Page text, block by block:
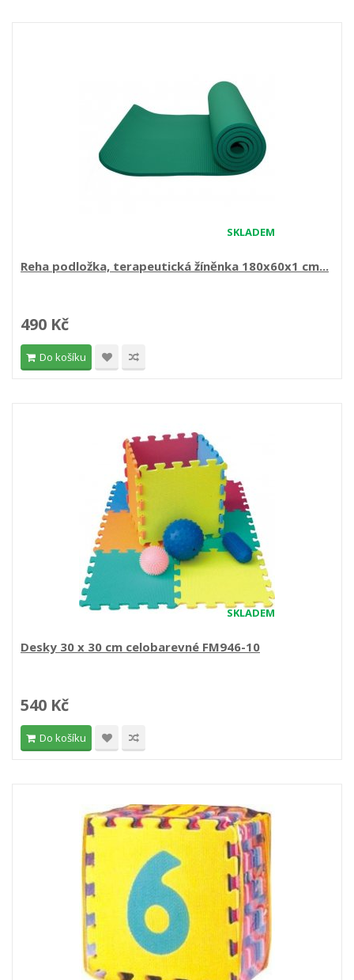
SKLADEM
Reha podložka, terapeutická žíněnka 180x60x1 cm...
490 Kč
Do košíku
SKLADEM
Desky 30 x 30 cm celobarevné FM946-10
540 Kč
Do košíku